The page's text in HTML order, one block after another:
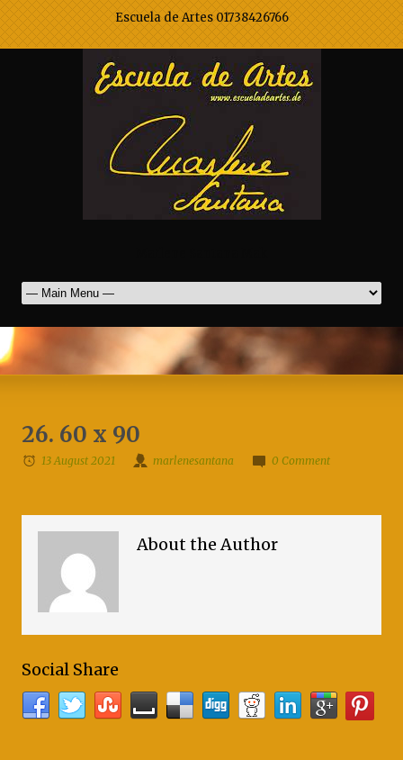
Escuela de Artes 01738426766
26. 60 x 90
13 August 2021 marlenesantana 0 Comment
About the Author
Social Share